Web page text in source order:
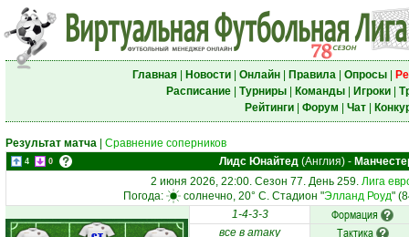
Главная| Новости| Онлайн| Правила| Опросы|
Расписание| Турниры| Команды| Игроки|
Рейтинги| Форум Чат|
Результат матча Сравнение соперников
4 0 Лидс Юнайтед (Англия) -
2 июня 2026, 22:00. Сезон 77. День 259. Лига
Погода:
солнечно, 20° C. Стадион "Элланд Роуд"
1-4-3-3 Формация
все в атаку Тактика